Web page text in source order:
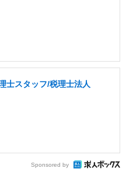
士スタッフ/税理士法人
Sponsored by